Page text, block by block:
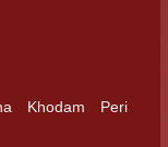
Khodam Peri